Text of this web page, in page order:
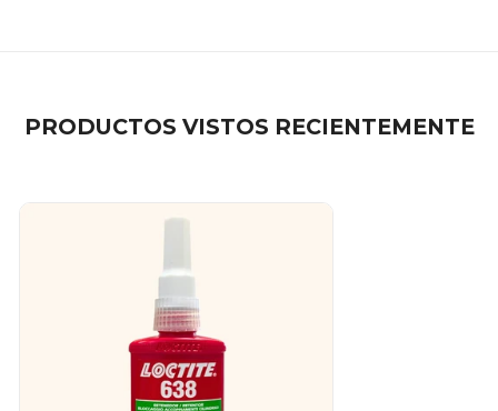
PRODUCTOS VISTOS RECIENTEMENTE